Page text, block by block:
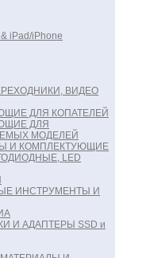
iPad/iPhone
ВИДЕО
ДЛЯ КОПАТЕЛЕЙ
ДЛЯ
МОДЕЛЕЙ
И КОМПЛЕКТУЮЩИЕ
LED
ИНСТРУМЕНТЫ И
И АДАПТЕРЫ SSD и